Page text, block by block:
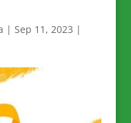
| Sep 11, 2023 |